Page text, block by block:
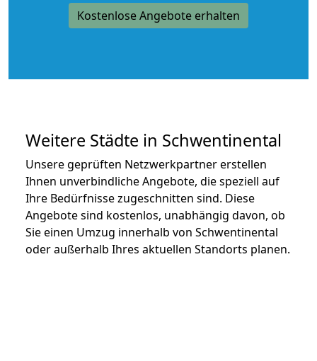
Kostenlose Angebote erhalten
Weitere Städte in Schwentinental
Unsere geprüften Netzwerkpartner erstellen
Ihnen unverbindliche Angebote, die speziell auf
Ihre Bedürfnisse zugeschnitten sind. Diese
Angebote sind kostenlos, unabhängig davon, ob
Sie einen Umzug innerhalb von Schwentinental
oder außerhalb Ihres aktuellen Standorts planen.